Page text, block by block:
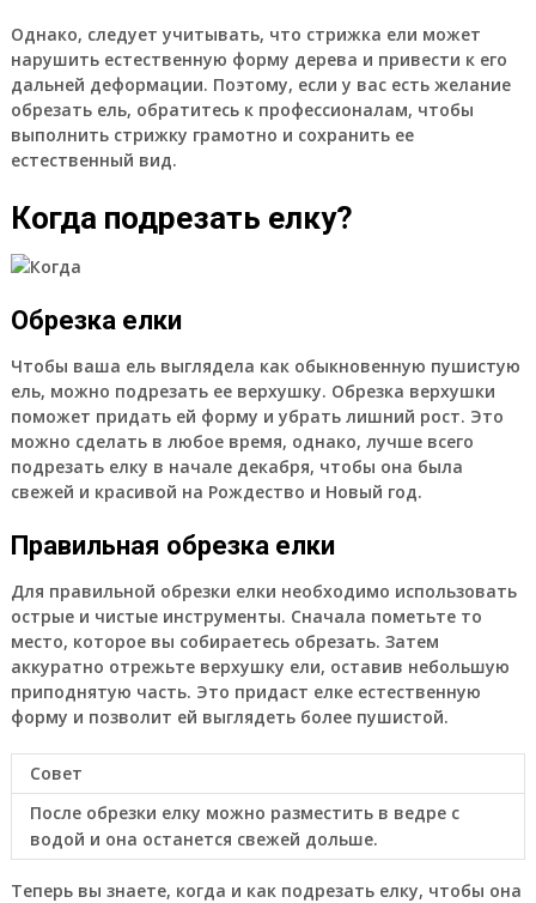
Однако, следует учитывать, что стрижка ели может
нарушить естественную форму дерева и привести к его
дальней деформации. Поэтому, если у вас есть желание
обрезать ель, обратитесь к профессионалам, чтобы
выполнить стрижку грамотно и сохранить ее
естественный вид.
Когда подрезать елку?
Обрезка елки
Чтобы ваша ель выглядела как обыкновенную пушистую
ель, можно подрезать ее верхушку. Обрезка верхушки
поможет придать ей форму и убрать лишний рост. Это
можно сделать в любое время, однако, лучше всего
подрезать елку в начале декабря, чтобы она была
свежей и красивой на Рождество и Новый год.
Правильная обрезка елки
Для правильной обрезки елки необходимо использовать
острые и чистые инструменты. Сначала пометьте то
место, которое вы собираетесь обрезать. Затем
аккуратно отрежьте верхушку ели, оставив небольшую
приподнятую часть. Это придаст елке естественную
форму и позволит ей выглядеть более пушистой.
Совет
После обрезки елку можно разместить в ведре с
водой и она останется свежей дольше.
Теперь вы знаете, когда и как подрезать елку, чтобы она